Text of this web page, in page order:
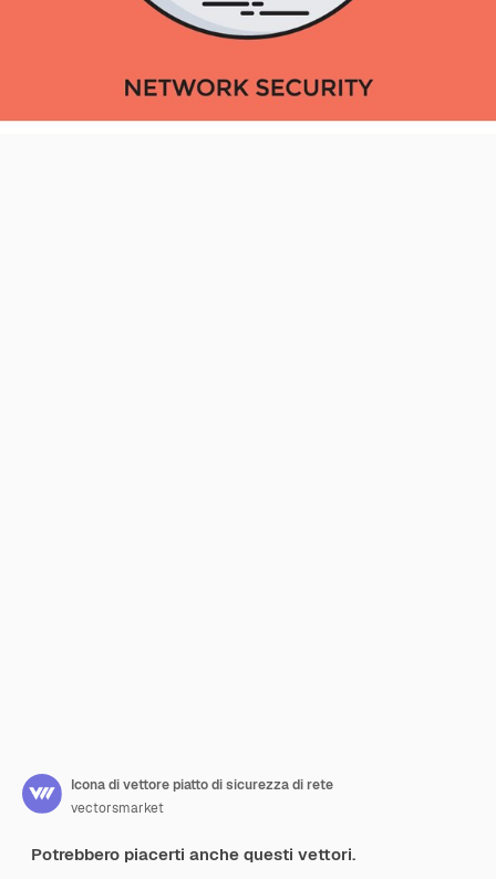
Icona di vettore piatto di sicurezza di rete
vectorsmarket
Potrebbero piacerti anche questi vettori.